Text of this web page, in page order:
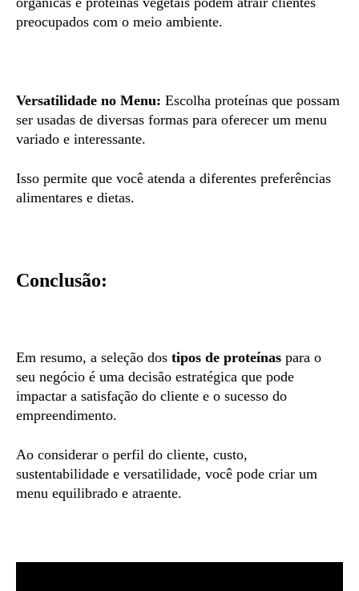
preocupados com o meio ambiente.
Versatilidade no Menu: Escolha proteínas que possam
ser usadas de diversas formas para oferecer um menu
variado e interessante.
Isso permite que você atenda a diferentes preferências
alimentares e dietas.
Conclusão:
Em resumo, a seleção dos tipos de proteínas para o
seu negócio é uma decisão estratégica que pode
impactar a satisfação do cliente e o sucesso do
empreendimento.
Ao considerar o perfil do cliente, custo,
sustentabilidade e versatilidade, você pode criar um
menu equilibrado e atraente.